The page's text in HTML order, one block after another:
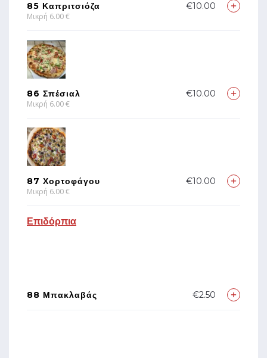
85 Καπριτσιόζα
Μικρή 6.00 €
€10.00
86 Σπέσιαλ
Μικρή 6.00 €
€10.00
87 Χορτοφάγου
Μικρή 6.00 €
€10.00
Επιδόρπια
88 Μπακλαβάς €2.50